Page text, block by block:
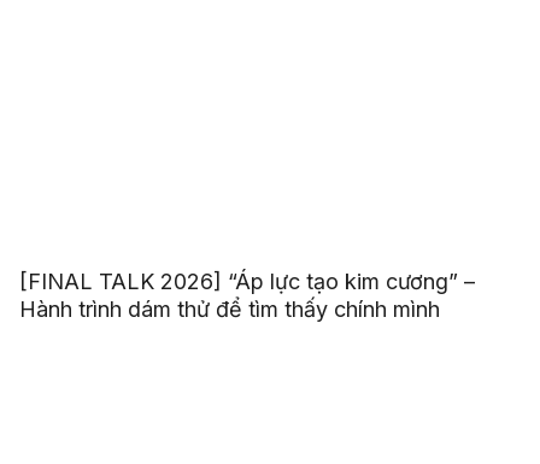
[FINAL TALK 2026] “Áp lực tạo kim cương” –
Hành trình dám thử để tìm thấy chính mình